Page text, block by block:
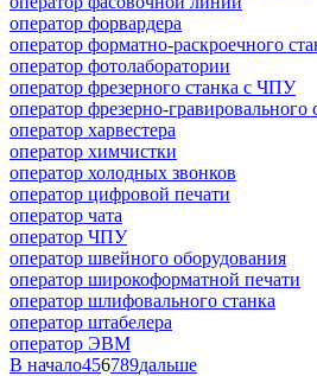
оператор форвардера
оператор форматно-раскроечного
оператор фотолаборатории
оператор фрезерного станка с ЧПУ
оператор фрезерно-
оператор харвестера
оператор химчистки
оператор холодных звонков
оператор цифровой печати
оператор чата
оператор ЧПУ
оператор швейного оборудования
оператор широкоформатной печати
оператор шлифовального станка
оператор штабелера
оператор ЭВМ
В начало456789дальше